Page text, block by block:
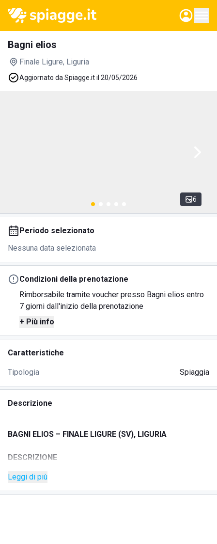
Bagni elios
Finale Ligure, Liguria
Aggiornato da Spiagge.it il 20/05/2026
6
Periodo selezionato
Nessuna data selezionata
Condizioni della prenotazione
Rimborsabile tramite voucher presso Bagni elios entro
7 giorni dall'inizio della prenotazione
+ Più info
Caratteristiche
Tipologia Spiaggia
Descrizione
BAGNI ELIOS – FINALE LIGURE (SV), LIGURIA
DESCRIZIONE
Bagni Elios si trova sul Lungomare Augusto Migliorini a
Finale Ligure, lungo la Riviera di Ponente. È uno
Leggi di più